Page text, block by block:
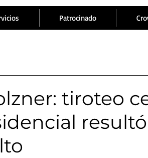
Patrocinado
tiroteo